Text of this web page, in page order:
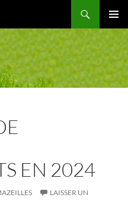
MENU
EN 2024
LAISSER UN